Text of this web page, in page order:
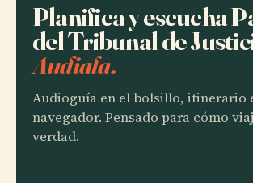
Planifica y escucha
del Tribunal de
Audiala.
Audioguía en el bolsillo, itinerario
navegador. Pensado para cómo
verdad.